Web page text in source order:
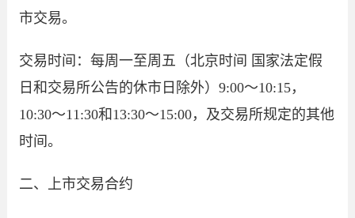
市交易。
交易时间：每周一至周五（北京时间 国家法定假
日和交易所公告的休市日除外）9:00～10:15，
10:30～11:30和13:30～15:00，及交易所规定的其他
时间。
二、上市交易合约